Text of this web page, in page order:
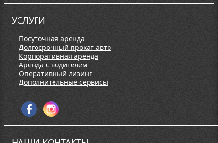
УСЛУГИ
Посуточная аренда
Долгосрочный прокат авто
Корпоративная аренда
Аренда с водителем
Оперативный лизинг
Дополнительные сервисы